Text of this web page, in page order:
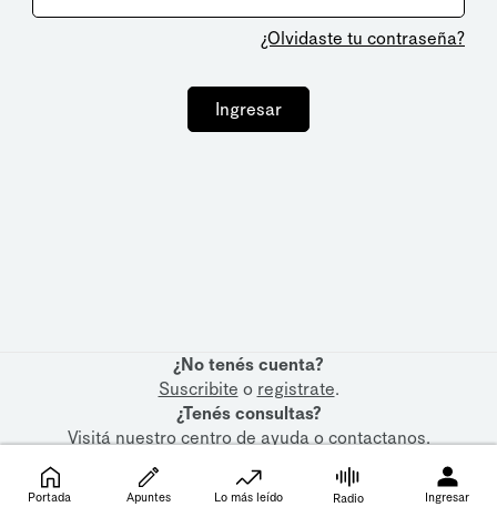
¿Olvidaste tu contraseña?
Ingresar
¿No tenés cuenta?
Suscribite o registrate.
¿Tenés consultas?
Visitá nuestrocentro de ayudaocontactanos.
Portada Apuntes Lo más leído Radio Ingresar